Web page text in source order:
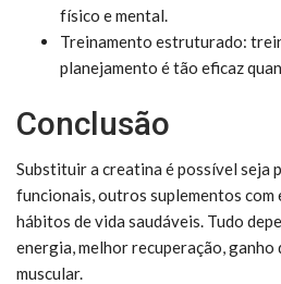
físico e mental.
Treinamento estruturado:
planejamento é tão eficaz
Conclusão
Substituir a creatina é possível seja
funcionais, outros suplementos
hábitos de vida saudáveis. Tudo
energia, melhor recuperação, ganho
muscular.